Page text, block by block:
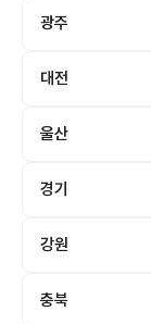
광주
대전
울산
경기
강원
충북